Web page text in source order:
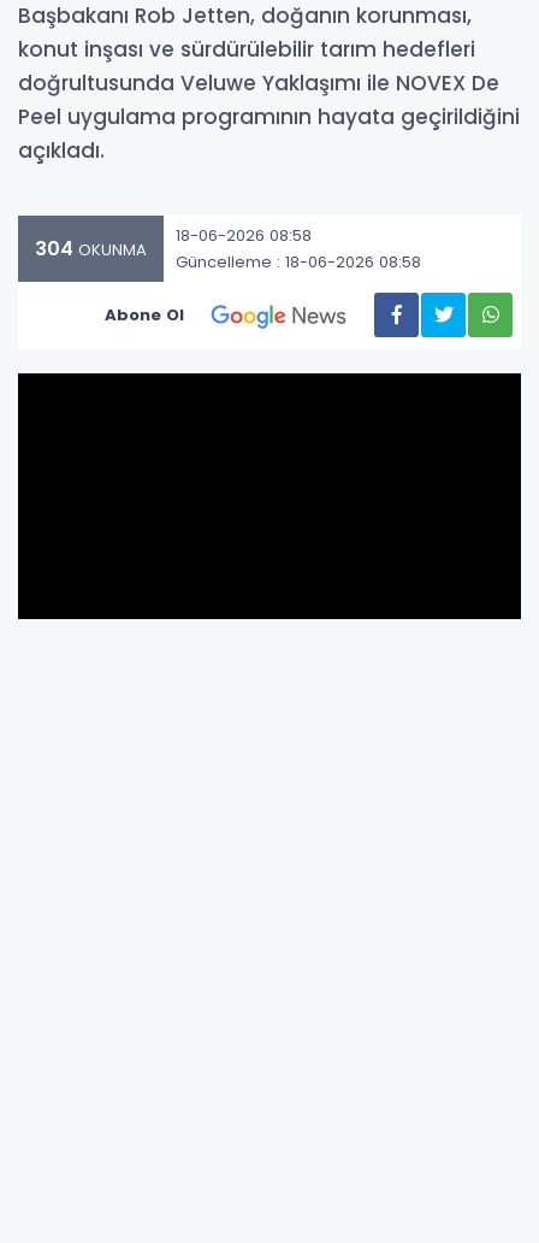
Başbakanı Rob Jetten, doğanın korunması,
konut inşası ve sürdürülebilir tarım hedefleri
doğrultusunda Veluwe Yaklaşımı ile NOVEX De
Peel uygulama programının hayata geçirildiğini
açıkladı.
304 OKUNMA
18-06-2026 08:58
Güncelleme : 18-06-2026 08:58
Abone Ol